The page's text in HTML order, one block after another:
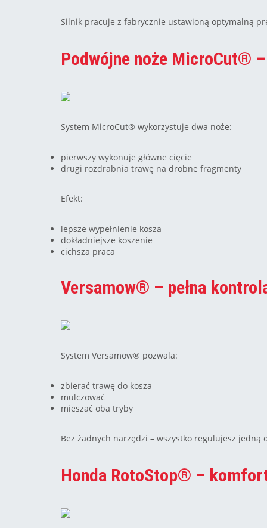
Silnik pracuje z fabrycznie ustawioną optymalną
Podwójne noże MicroCut®
System MicroCut® wykorzystuje dwa noże:
pierwszy wykonuje główne cięcie
drugi rozdrabnia trawę na drobne fragmenty
Efekt:
lepsze wypełnienie kosza
dokładniejsze koszenie
cichsza praca
Versamow® – pełna
System Versamow® pozwala:
zbierać trawę do kosza
mulczować
mieszać oba tryby
Bez żadnych narzędzi – wszystko regulujesz jedną
Honda RotoStop® –